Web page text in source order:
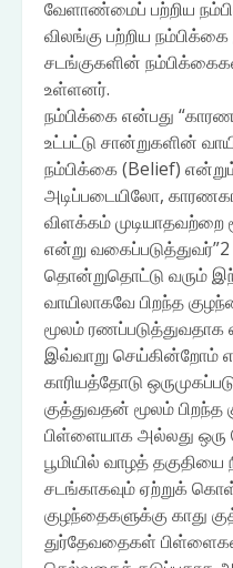
வேளாண்மைப் பற்றிய
விலங்கு பற்றிய
சடங்குகளின்
உள்ளனர்.
நம்பிக்கை என்பது “காரண
உட்பட்டு சான்றுகளின்
நம்பிக்கை (Belief)
அடிப்படையிலோ,
விளக்கம்
என்று வகைப்படுத்துவர்”2
தொன்றுதொட்டு வரும்
வாயிலாகவே பிறந்த
மூலம்
இவ்வாறு செய்கின்றோம்
காரியத்தோடு
குத்துவதன் மூலம்
பிள்ளையாக அல்லது ஒரு
பூமியில் வாழத்
சடங்காகவும் ஏற்றுக்
குழந்தைகளுக்கு காது
துர்தேவதைகள்